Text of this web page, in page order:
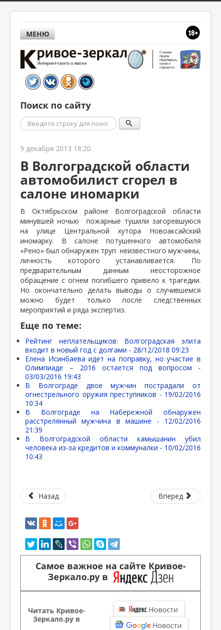
МЕНЮ
Поиск по сайту
Поиск
9 декабря 2013 18:20
В Волгоградской области
автомобилист сгорел в
салоне иномарки
В Октябрьском районе Волгоградской области
минувшей ночью
пожарные тушили загоревшуюся
на улице Центральной хутора Новоаксайский
иномарку. В салоне потушенного автомобиля
«Рено» был обнаружен труп неизвестного мужчины,
личность которого устанавливается. По
предварительным данным неосторожное
обращение с огнем погибшего привело к трагедии.
Но окончательно делать выводы о случившемся
можно будет только после следственных
мероприятий и ряда экспертиз.
Еще по теме:
Рейтинг неплательщиков: Волгоградская элита
входит в новый год с долгами - 28/12/2018 09:23
Елена Исинбаева идет на поправку, но участие в
Олимпиаде – 2016 остается под вопросом -
03/03/2016 19:43
В Волгограде двое мужчин пострадали от
огнестрельного оружия преступников - 19/02/2016
10:34
В Волгограде на Набережной обнаружен
расстрелянный мужчина в машине - 12/02/2016
21:39
В Волгоградской области камышанин убил
человека из-за кредитов и коммуналки - 10/02/2016
10:43
Назад Вперед
Самое важное на сайте Кривое-
Зеркало.ру в
Читать Кривое-
Зеркало.ру в